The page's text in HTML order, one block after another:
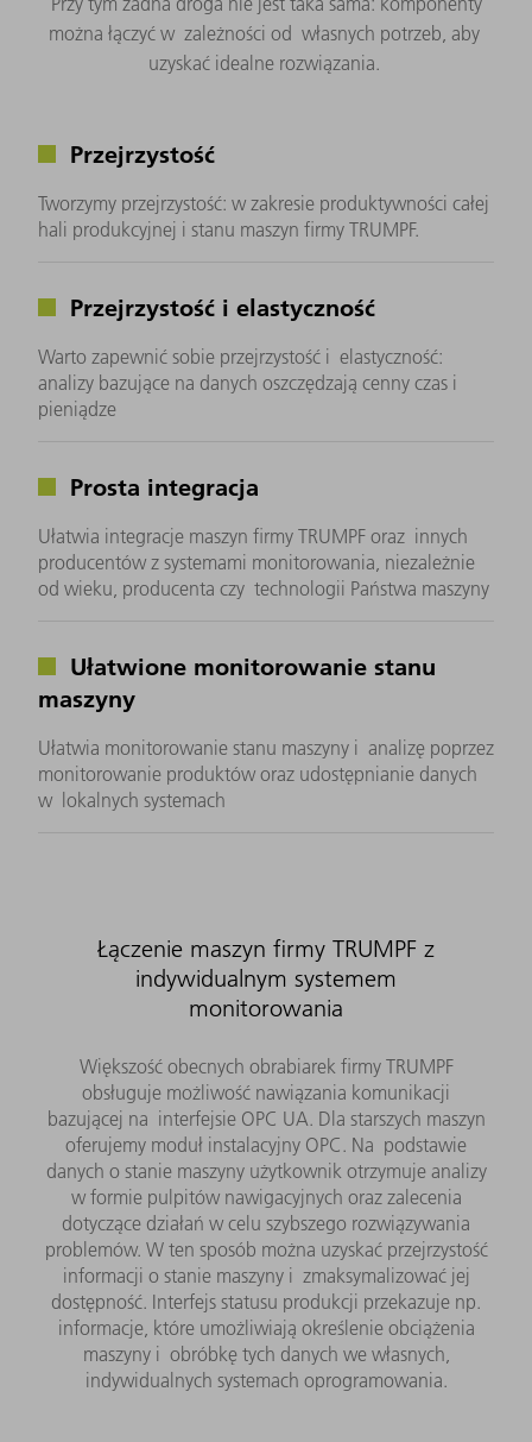
można łączyć w zależności od własnych potrzeb, aby
uzyskać idealne rozwiązania.
Przejrzystość
Tworzymy przejrzystość: w zakresie produktywności całej
hali produkcyjnej i stanu maszyn firmy TRUMPF.
Przejrzystość i elastyczność
Warto zapewnić sobie przejrzystość i elastyczność:
analizy bazujące na danych oszczędzają cenny czas i
pieniądze
Prosta integracja
Ułatwia integracje maszyn firmy TRUMPF oraz innych
producentów z systemami monitorowania, niezależnie
od wieku, producenta czy technologii Państwa maszyny
Ułatwione monitorowanie stanu
maszyny
Ułatwia monitorowanie stanu maszyny i analizę poprzez
monitorowanie produktów oraz udostępnianie danych
w lokalnych systemach
Łączenie maszyn firmy TRUMPF z
indywidualnym systemem
monitorowania
Większość obecnych obrabiarek firmy TRUMPF
obsługuje możliwość nawiązania komunikacji
bazującej na interfejsie OPC UA. Dla starszych maszyn
oferujemy moduł instalacyjny OPC. Na podstawie
danych o stanie maszyny użytkownik otrzymuje analizy
w formie pulpitów nawigacyjnych oraz zalecenia
dotyczące działań w celu szybszego rozwiązywania
problemów. W ten sposób można uzyskać przejrzystość
informacji o stanie maszyny i zmaksymalizować jej
dostępność. Interfejs statusu produkcji przekazuje np.
informacje, które umożliwiają określenie obciążenia
maszyny i obróbkę tych danych we własnych,
indywidualnych systemach oprogramowania.